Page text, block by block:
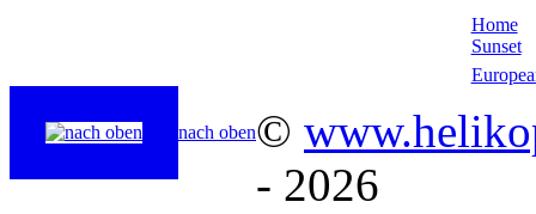
Home
Sunset
nach oben©
- 2026